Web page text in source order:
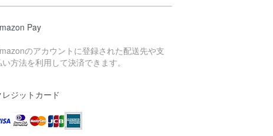
Pay
のアカウントに登録された配送先や支
い方法を利用して決済できます。
レジットカード